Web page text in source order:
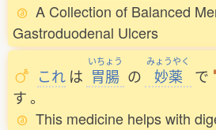
A Collection of Balanced
Gastroduodenal Ulcers
これ は
いちょう
胃腸 の
みょうやく
妙薬
で
す。
This medicine helps with